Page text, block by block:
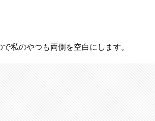
私のやつも両側を空白にします。